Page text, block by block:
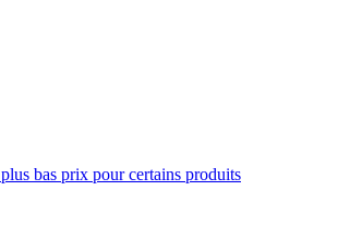
plus bas prix pour certains produits